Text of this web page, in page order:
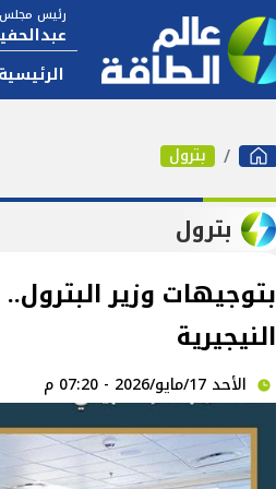
رئيس مجلس
الرئيسية
بترول
بترول
بتوجيهات وزير
النيجيرية
الأحد 17/مايو/2026 - 07:20 م